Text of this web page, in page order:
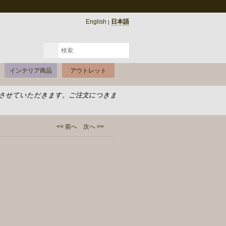
English | 日本語
インテリア商品 アウトレット
せていただきます。ご注文につきま
<< 前へ 次へ >>